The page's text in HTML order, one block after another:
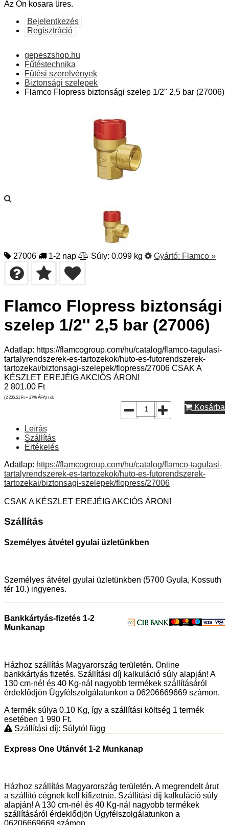
Az Ön kosara üres.
Bejelentkezés
Regisztráció
gepeszshop.hu
Fűtéstechnika
Fűtési szerelvények
Biztonsági szelepek
Flamco Flopress biztonsági szelep 1/2'' 2,5 bar (27006)
27006 1-2 nap Súly: 0.099 kg Gyártó: Flamco »
Flamco Flopress biztonsági
szelep 1/2'' 2,5 bar (27006)
Adatlap: https://flamcogroup.com/hu/catalog/flamco-tagulasi-
tartalyrendszerek-es-tartozekok/huto-es-futorendszerek-
tartozekai/biztonsagi-szelepek/flopress/27006 CSAK A
KÉSZLET EREJÉIG AKCIÓS ÁRON!
2 801.00 Ft
(2 205.51 Ft + 27% ÁFA) / db
Kosárba
Leírás
Szállítás
Értékelés
Adatlap: https://flamcogroup.com/hu/catalog/flamco-tagulasi-
tartalyrendszerek-es-tartozekok/huto-es-futorendszerek-
tartozekai/biztonsagi-szelepek/flopress/27006
CSAK A KÉSZLET EREJÉIG AKCIÓS ÁRON!
Szállítás
Személyes átvétel gyulai üzletünkben
Személyes átvétel gyulai üzletünkben (5700 Gyula, Kossuth
tér 10.) ingyenes.
Bankkártyás-fizetés 1-2
Munkanap
Házhoz szállítás Magyarország területén. Online
bankkártyás fizetés. Szállítási díj kalkuláció súly alapján! A
130 cm-nél és 40 Kg-nál nagyobb termékek szállításáról
érdeklődjön Ügyfélszolgálatunkon a 06206669669 számon.
A termék súlya 0.10 Kg, így a szállítási költség 1 termék
esetében 1 990 Ft.
Szállítási díj: Súlytól függ
Express One Utánvét 1-2 Munkanap
Házhoz szállítás Magyarország területén. A megrendelt árut
a szállító cégnek kell kifizetnie. Szállítási díj kalkuláció súly
alapján! A 130 cm-nél és 40 Kg-nál nagyobb termékek
szállításáról érdeklődjön Ügyfélszolgálatunkon a